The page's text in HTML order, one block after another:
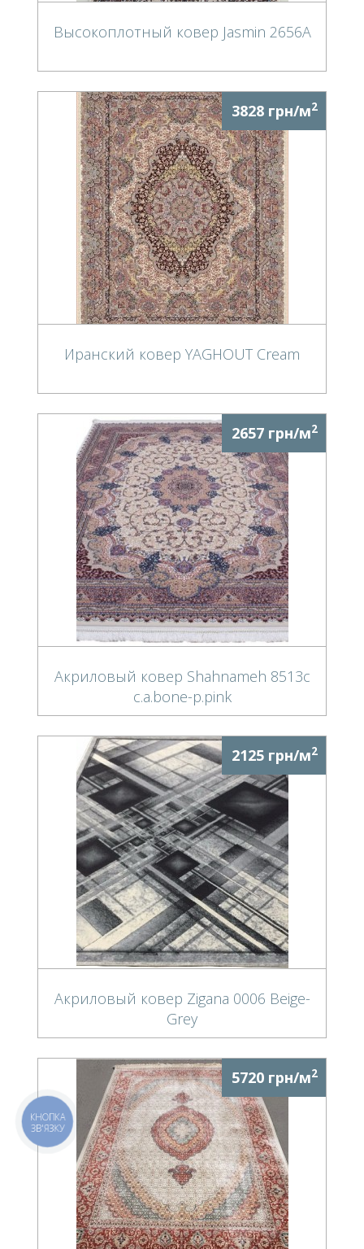
Высокоплотный ковер Jasmin 2656A
3828 грн/м2
Иранский ковер YAGHOUT Cream
2657 грн/м2
Акриловый ковер Shahnameh 8513c
c.a.bone-p.pink
2125 грн/м2
Акриловый ковер Zigana 0006 Beige-
Grey
5720 грн/м2
КНОПКА
ЗВ'ЯЗКУ